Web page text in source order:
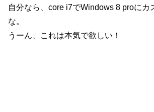
自分なら、core i7でWindows 8 proにカ
な。
うーん、これは本気で欲しい！